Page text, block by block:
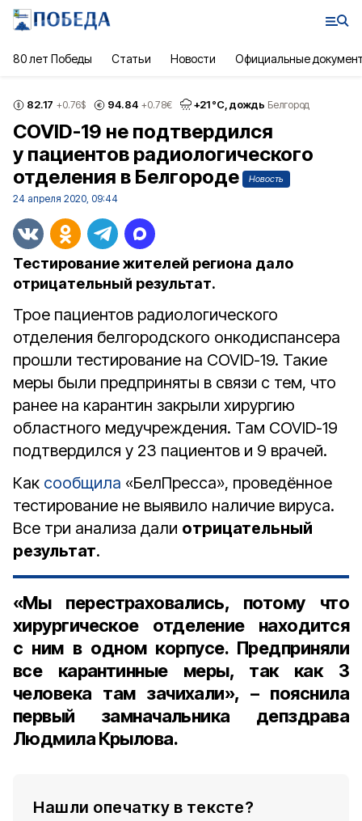
80 лет Победы Статьи Новости Официальные
82.17 +0.76$ 94.84 +0.78€ +21°С, дождь Белгород
COVID-19 не подтвердился
у пациентов радиологического
отделения в Белгороде
Новость
24 апреля 2020, 09:44
Тестирование жителей региона дало
отрицательный результат.
Трое пациентов радиологического
отделения белгородского онкодиспансера
прошли тестирование на COVID-19. Такие
меры были предприняты в связи с тем, что
ранее на карантин закрыли хирургию
областного медучреждения. Там COVID-19
подтвердился у 23 пациентов и 9 врачей.
Как сообщила «БелПресса», проведённое
тестирование не выявило наличие вируса.
Все три анализа дали отрицательный
результат.
«Мы перестраховались, потому что
хирургическое отделение находится
с ним в одном корпусе. Предприняли
все карантинные меры, так как 3
человека там зачихали», – пояснила
первый замначальника депздрава
Людмила Крылова.
Нашли опечатку в тексте?